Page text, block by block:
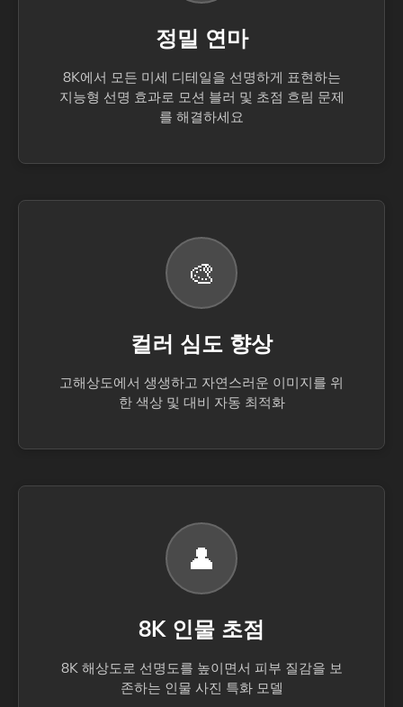
정밀 연마
8K에서 모든 미세 디테일을 선명하게 표현하는
지능형 선명 효과로 모션 블러 및 초점 흐림 문제
를 해결하세요
🎨
컬러 심도 향상
고해상도에서 생생하고 자연스러운 이미지를 위
한 색상 및 대비 자동 최적화
👤
8K 인물 초점
8K 해상도로 선명도를 높이면서 피부 질감을 보
존하는 인물 사진 특화 모델